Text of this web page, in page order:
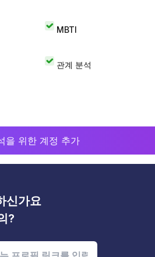
MBTI
관계 분석
을 위한 계정 추가
신가요
?